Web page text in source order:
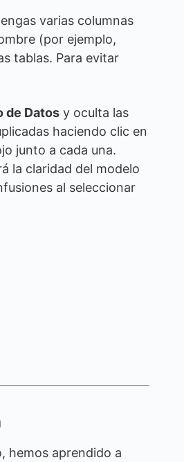
varias columnas
(por ejemplo,
tablas. Para evitar
de Datos y oculta las
haciendo clic en
junto a cada una.
la claridad del modelo
al seleccionar
hemos aprendido a